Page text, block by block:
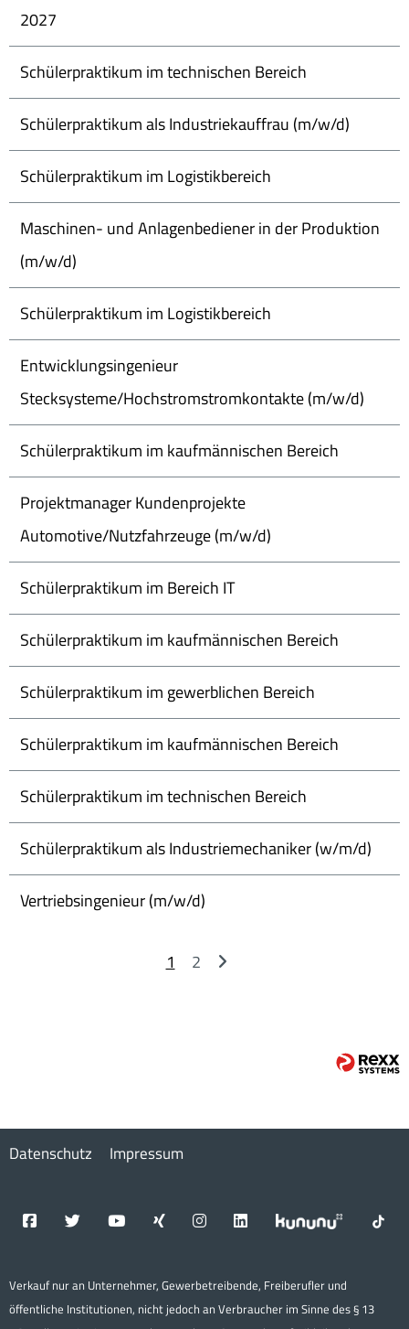
2027
Schülerpraktikum im technischen Bereich
Schülerpraktikum als Industriekauffrau (m/w/d)
Schülerpraktikum im Logistikbereich
Maschinen- und Anlagenbediener in der Produktion
(m/w/d)
Schülerpraktikum im Logistikbereich
Entwicklungsingenieur
Stecksysteme/Hochstromstromkontakte (m/w/d)
Schülerpraktikum im kaufmännischen Bereich
Projektmanager Kundenprojekte
Automotive/Nutzfahrzeuge (m/w/d)
Schülerpraktikum im Bereich IT
Schülerpraktikum im kaufmännischen Bereich
Schülerpraktikum im gewerblichen Bereich
Schülerpraktikum im kaufmännischen Bereich
Schülerpraktikum im technischen Bereich
Schülerpraktikum als Industriemechaniker (w/m/d)
Vertriebsingenieur (m/w/d)
1 2
Datenschutz Impressum
Verkauf nur an Unternehmer, Gewerbetreibende, Freiberufler und
öffentliche Institutionen, nicht jedoch an Verbraucher im Sinne des § 13